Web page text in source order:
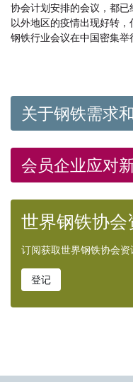
协会计划安排的会议，都
以外地区的疫情出现好转
钢铁行业会议在中国密集举
关于钢铁需求
会员企业应对
世界钢铁协会
订阅获取世界钢铁协会资
登记